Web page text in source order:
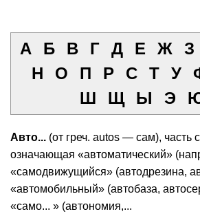
А Б В Г Д Е Ж З
Н
О П Р С Т У
Ш
Щ Ы Э
Авто... (от греч. autos — сам), часть
означающая «автоматический»
«самодвижущийся» (автодрезина,
«автомобильный» (автобаза,
«само... » (автономия,...